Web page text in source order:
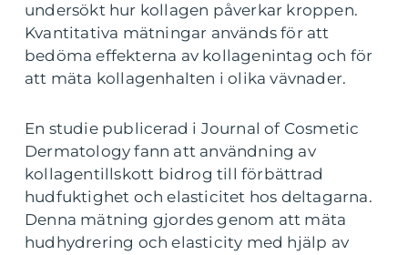
undersökt hur kollagen påverkar kroppen.
Kvantitativa mätningar används för att
bedöma effekterna av kollagenintag och för
att mäta kollagenhalten i olika vävnader.
En studie publicerad i Journal of Cosmetic
Dermatology fann att användning av
kollagentillskott bidrog till förbättrad
hudfuktighet och elasticitet hos deltagarna.
Denna mätning gjordes genom att mäta
hudhydrering och elasticity med hjälp av